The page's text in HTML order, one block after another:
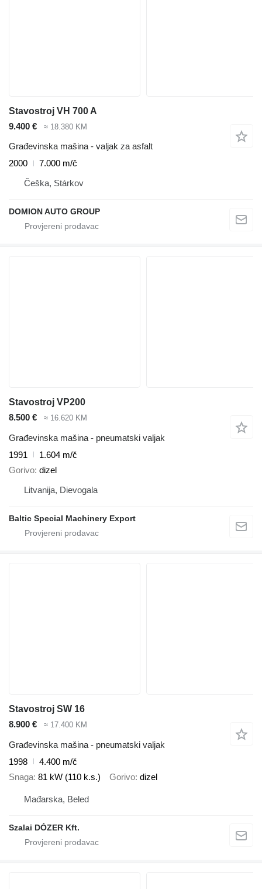
Stavostroj VH 700 A
9.400 €
≈ 18.380 KM
Građevinska mašina - valjak za asfalt
2000
7.000 m/č
Češka, Stárkov
DOMION AUTO GROUP
Stavostroj VP200
8.500 €
≈ 16.620 KM
Građevinska mašina - pneumatski valjak
1991
1.604 m/č
Gorivo dizel
Litvanija, Dievogala
Baltic Special Machinery Export
Stavostroj SW 16
8.900 €
≈ 17.400 KM
Građevinska mašina - pneumatski valjak
1998
4.400 m/č
Snaga 81 kW (110 k.s.) Gorivo dizel
Mađarska, Beled
Szalai DÓZER Kft.